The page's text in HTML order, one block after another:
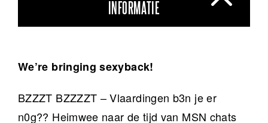
INFORMATIE
We’re bringing sexyback!
BZZZT BZZZZT – Vlaardingen b3n je er
n0g?? Heimwee naar de tijd van MSN chats